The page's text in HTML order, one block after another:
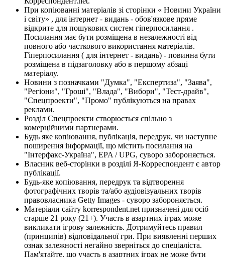
При копіюванні матеріалів зі сторінки « Новини України
і світу» , для інтернет - видань - обов'язкове пряме
відкрите для пошукових систем гіперпосилання .
Посилання має бути розміщена в незалежності від
повного або часткового використання матеріалів.
Гіперпосилання ( для інтернет - видань) - повинна бути
розміщена в підзаголовку або в першому абзаці
матеріалу.
Новини з позначками "Думка", "Експертиза", "Заява",
"Регіони", "Гроші", "Влада", "Вибори", "Тест-драйв",
"Спецпроекти", "Промо" публікуються на правах
реклами.
Розділ Спецпроекти створюється спільно з
комерційними партнерами.
Будь яке копіювання, публікація, передрук, чи наступне
поширення інформації, що містить посилання на
"Інтерфакс-Україна", EPA / UPG, суворо забороняється.
Власник веб-сторінки в розділі Я-Корреспондент є автор
публікації.
Будь-яке копіювання, передрук та відтворення
фотографічних творів та/або аудіовізуальних творів
правовласника Getty Images - суворо забороняється.
Матеріали сайту korrespondent.net призначені для осіб
старше 21 року (21+). Участь в азартних іграх може
викликати ігрову залежність. Дотримуйтесь правил
(принципів) відповідальної гри. При виявленні перших
ознак залежності негайно зверніться до спеціаліста.
Пам'ятайте, що участь в азартних іграх не може бути